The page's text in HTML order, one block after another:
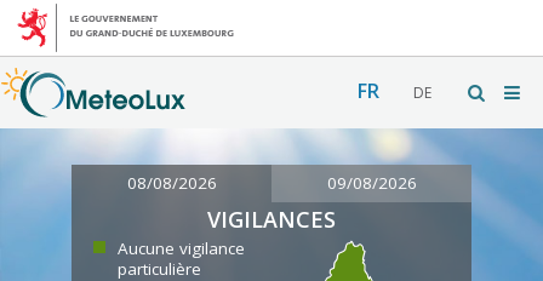
FR DE
08/08/2026 09/08/2026
VIGILANCES
Aucune vigilance
particulière